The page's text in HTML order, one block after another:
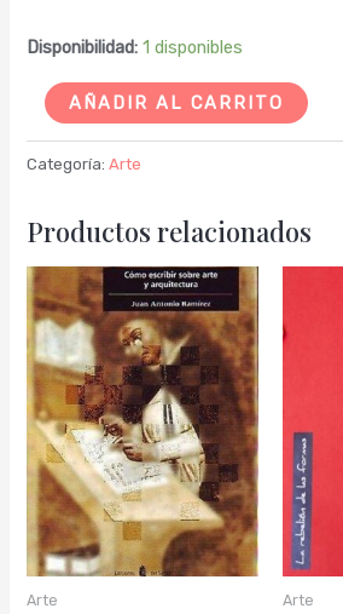
Disponibilidad: 1 disponibles
AÑADIR AL CARRITO
Categoría:Arte
Productos relacionados
Arte Arte